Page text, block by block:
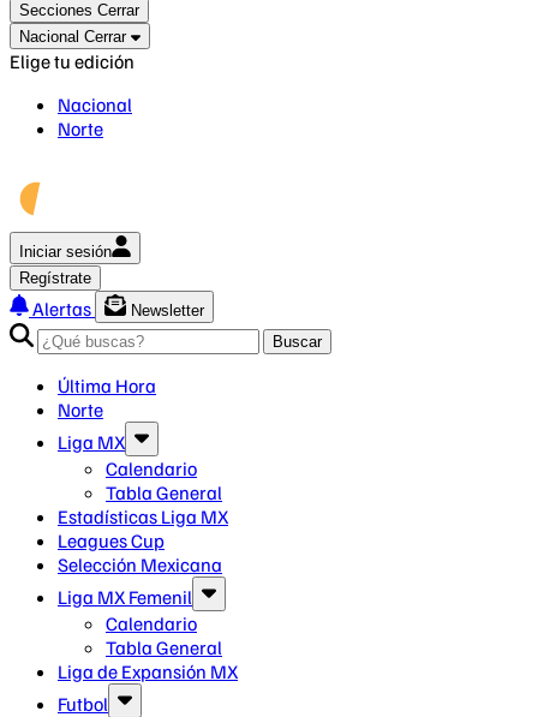
Secciones Cerrar
Nacional Cerrar
Elige tu edición
Nacional
Norte
Iniciar sesión
Regístrate
Alertas
Newsletter
Buscar
Última Hora
Norte
Liga MX
Calendario
Tabla General
Estadísticas Liga MX
Leagues Cup
Selección Mexicana
Liga MX Femenil
Calendario
Tabla General
Liga de Expansión MX
Futbol